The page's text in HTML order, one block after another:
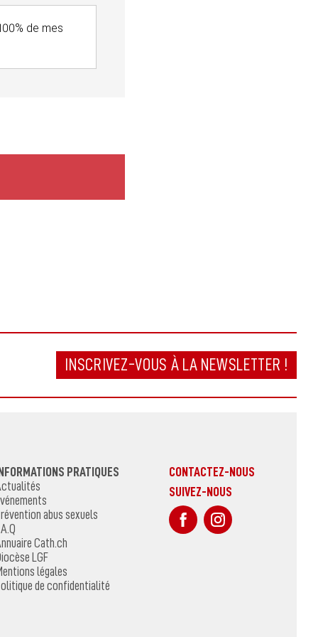
de mes
INSCRIVEZ-VOUS À LA NEWSLETTER !
PRATIQUES
abus sexuels
Cath.ch
LGF
légales
de confidentialité
CONTACTEZ-NOUS
SUIVEZ-NOUS
sur Facebook